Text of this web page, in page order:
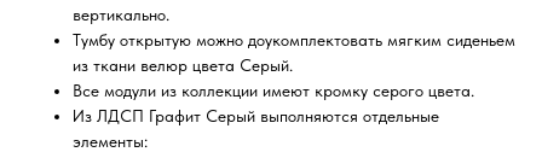
вертикально.
Тумбу открытую можно доукомплектовать мягким сиденьем
из ткани велюр цвета Серый.
Все модули из коллекции имеют кромку серого цвета.
Из ЛДСП Графит Серый выполняются отдельные
элементы: